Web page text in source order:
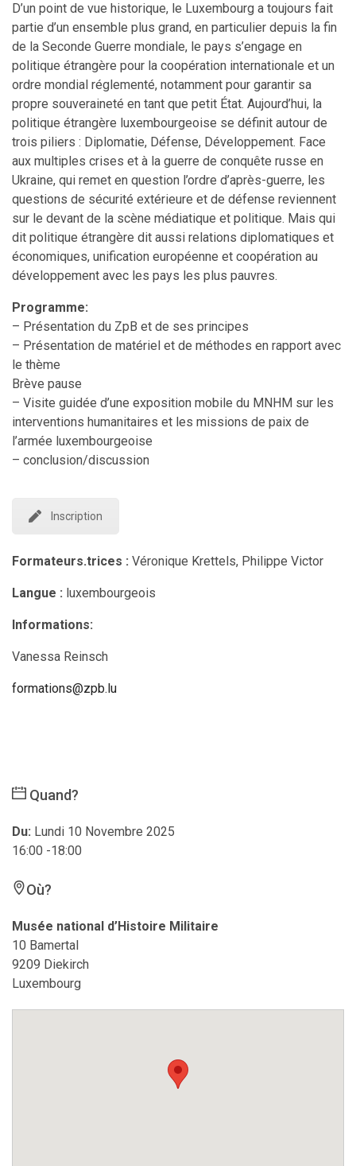
D’un point de vue historique, le Luxembourg a toujours fait
partie d’un ensemble plus grand, en particulier depuis la fin
de la Seconde Guerre mondiale, le pays s’engage en
politique étrangère pour la coopération internationale et un
ordre mondial réglementé, notamment pour garantir sa
propre souveraineté en tant que petit État. Aujourd’hui, la
politique étrangère luxembourgeoise se définit autour de
trois piliers : Diplomatie, Défense, Développement. Face
aux multiples crises et à la guerre de conquête russe en
Ukraine, qui remet en question l’ordre d’après-guerre, les
questions de sécurité extérieure et de défense reviennent
sur le devant de la scène médiatique et politique. Mais qui
dit politique étrangère dit aussi relations diplomatiques et
économiques, unification européenne et coopération au
développement avec les pays les plus pauvres.
Programme:
– Présentation du ZpB et de ses principes
– Présentation de matériel et de méthodes en rapport avec
le thème
Brève pause
– Visite guidée d’une exposition mobile du MNHM sur les
interventions humanitaires et les missions de paix de
l’armée luxembourgeoise
– conclusion/discussion
Inscription
Formateurs.trices : Véronique Krettels, Philippe Victor
Langue : luxembourgeois
Informations:
Vanessa Reinsch
formations@zpb.lu
Quand?
Du: Lundi 10 Novembre 2025
16:00 -18:00
Où?
Musée national d’Histoire Militaire
10 Bamertal
9209 Diekirch
Luxembourg